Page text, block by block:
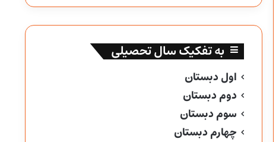
به تفکیک سال تحصیلی
اول دبستان
دوم دبستان
سوم دبستان
چهارم دبستان